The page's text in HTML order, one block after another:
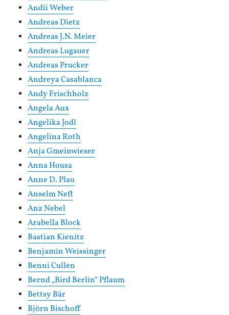
Andii Weber
Andreas Dietz
Andreas J.N. Meier
Andreas Lugauer
Andreas Prucker
Andreya Casablanca
Andy Frischholz
Angela Aux
Angelika Jodl
Angelina Roth
Anja Gmeinwieser
Anna Housa
Anne D. Plau
Anselm Neft
Anz Nebel
Arabella Block
Bastian Kienitz
Benjamin Weissinger
Benni Cullen
Bernd „Bird Berlin“ Pflaum
Bettsy Bär
Björn Bischoff